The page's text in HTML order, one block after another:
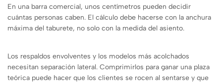
En una barra comercial, unos centímetros pueden decidir
cuántas personas caben. El cálculo debe hacerse con la anchura
máxima del taburete, no solo con la medida del asiento.
Los respaldos envolventes y los modelos más acolchados
necesitan separación lateral. Comprimirlos para ganar una plaza
teórica puede hacer que los clientes se rocen al sentarse y que